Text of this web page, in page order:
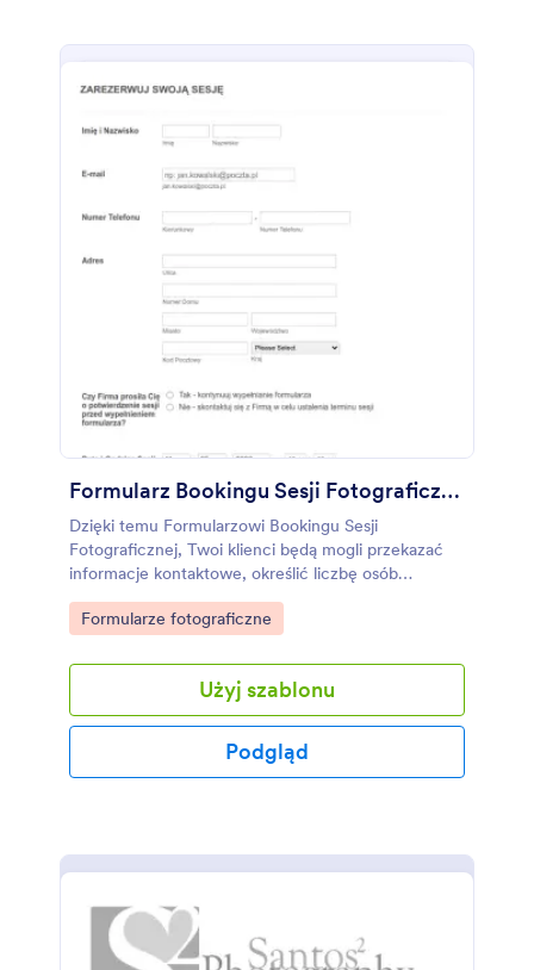
społecznościowych oraz wiążący prawnie podpis
Formularz Bookingu Sesji Fotograficznej
Dzięki temu Formularzowi Bookingu Sesji
Fotograficznej, Twoi klienci będą mogli przekazać
informacje kontaktowe, określić liczbę osób
biorących udział w sesji, wybrać datę i godzinę sesji,
a także wybrać lokalizację i typ sesji. Formularz
autorskich, a także opcję zapłacenia zaliczki.
Formularz pozwala na pobieranie informacji
bookingowych i opłat w bezpieczny sposób.
Go to Category:
Formularze fotograficzne
Użyj szablonu
Podgląd